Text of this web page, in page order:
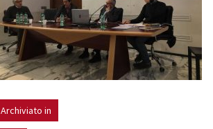
Archiviato in